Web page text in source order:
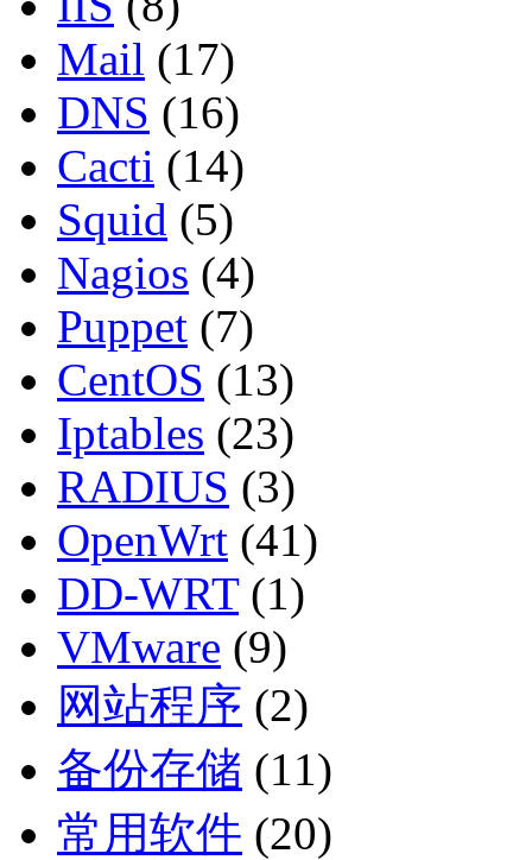
Mail (17)
DNS (16)
Cacti (14)
Squid (5)
Nagios (4)
Puppet (7)
CentOS (13)
Iptables (23)
RADIUS (3)
OpenWrt (41)
DD-WRT(1)
VMware (9)
网站程序 (2)
备份存储 (11)
常用软件 (20)